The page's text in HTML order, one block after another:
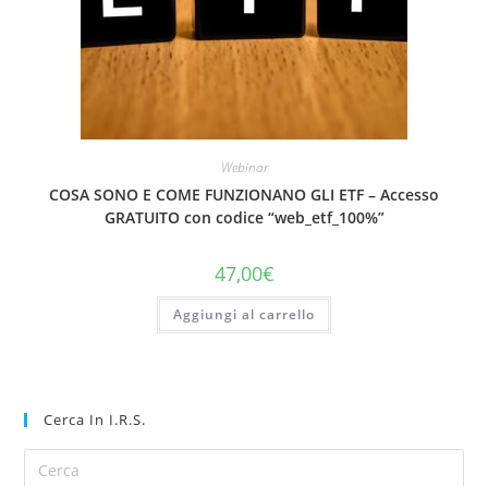
Webinar
COSA SONO E COME FUNZIONANO GLI ETF – Accesso
GRATUITO con codice “web_etf_100%”
47,00€
Aggiungi al carrello
Cerca In I.R.S.